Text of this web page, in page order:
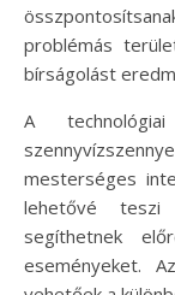
problémás
bírságolást
A
mesterséges
lehetővé teszi
segíthetnek
eseményeket.